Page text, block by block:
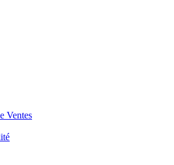
Ventes